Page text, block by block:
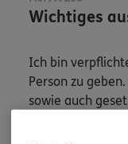
Wichtiges
Ich bin
Person zu
sowie auch